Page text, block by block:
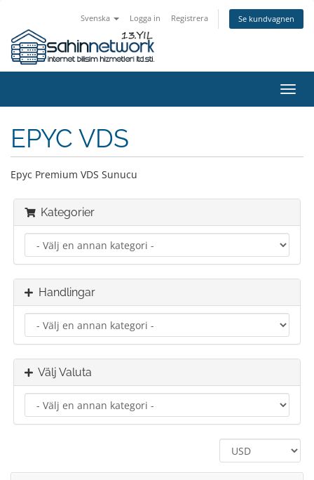
Svenska Logga in Registrera Se kundvagnen
Växla
EPYC VDS
Epyc Premium VDS Sunucu
Kategorier
Handlingar
Välj Valuta